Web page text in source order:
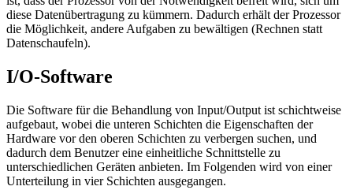
diese Datenübertragung zu kümmern. Dadurch erhält der Prozessor
die Möglichkeit, andere Aufgaben zu bewältigen (Rechnen statt
Datenschaufeln).
I/O-Software
Die Software für die Behandlung von Input/Output ist schichtweise
aufgebaut, wobei die unteren Schichten die Eigenschaften der
Hardware vor den oberen Schichten zu verbergen suchen, und
dadurch dem Benutzer eine einheitliche Schnittstelle zu
unterschiedlichen Geräten anbieten. Im Folgenden wird von einer
Unterteilung in vier Schichten ausgegangen.